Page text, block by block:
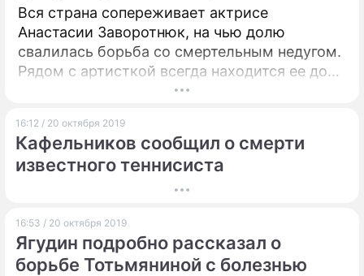
Вся страна сопереживает актрисе
Анастасии Заворотнюк, на чью долю
свалилась борьба со смертельным недугом.
Рядом с артисткой всегда находится ее дочь
Анна. Однако взаимоотношения Анастасии с
16:12 / 20 октября 2019
Кафельников сообщил о смерти
известного теннисиста
16:53 / 20 октября 2019
Ягудин подробно рассказал о
борьбе Тотьмяниной с болезнью